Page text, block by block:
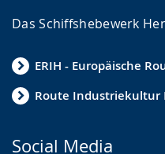
Das Schiffshebewerk
ERIH - Europäische
Route Industriekultur
Social Media